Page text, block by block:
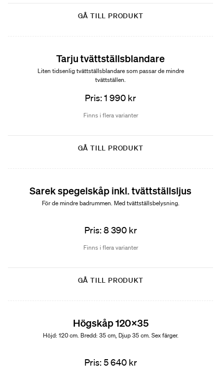
GÅ TILL PRODUKT
Tarju tvättställsblandare
Liten tidsenlig tvättställsblandare som passar de mindre
tvättställen.
Pris: 1 990 kr
Finns i flera varianter
GÅ TILL PRODUKT
Sarek spegelskåp inkl. tvättställsljus
För de mindre badrummen. Med tvättställsbelysning.
Pris: 8 390 kr
Finns i flera varianter
GÅ TILL PRODUKT
Högskåp 120x35
Höjd: 120 cm. Bredd: 35 cm, Djup 35 cm. Sex färger.
Pris: 5 640 kr